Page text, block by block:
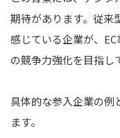
期待があります。従来
感じている企業が、
の競争力強化を目指し
具体的な参入企業の例
ます。